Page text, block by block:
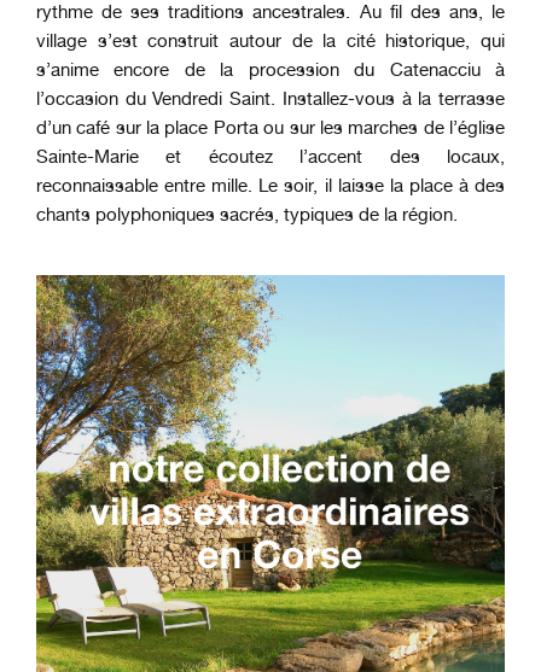
rythme de ses traditions ancestrales. Au fil des ans, le
village s’est construit autour de la cité historique, qui
s’anime encore de la procession du Catenacciu à
l’occasion du Vendredi Saint. Installez-vous à la terrasse
d’un café sur la place Porta ou sur les marches de l’église
Sainte-Marie et écoutez l’accent des locaux,
reconnaissable entre mille. Le soir, il laisse la place à des
chants polyphoniques sacrés, typiques de la région.